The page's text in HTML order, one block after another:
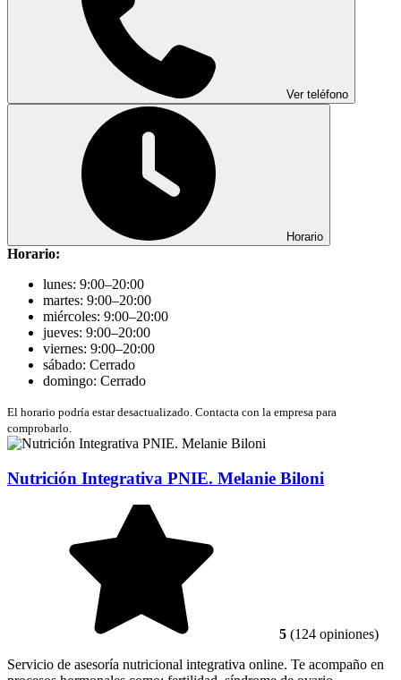
Ver teléfono
Horario
Horario:
lunes: 9:00–20:00
martes: 9:00–20:00
miércoles: 9:00–20:00
jueves: 9:00–20:00
viernes: 9:00–20:00
sábado: Cerrado
domingo: Cerrado
El horario podría estar desactualizado. Contacta con la empresa para
comprobarlo.
Nutrición Integrativa PNIE. Melanie Biloni
5 (124 opiniones)
Servicio de asesoría nutricional integrativa online. Te acompaño en